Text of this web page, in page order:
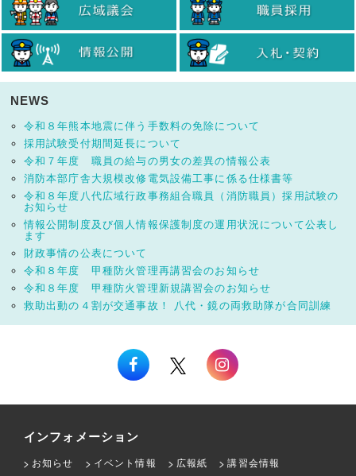
NEWS
令和８年熊本地震に伴う手数料の免除について
採用試験受付期間延長について
令和７年度 職員の給与の男女の差異の情報公表
消防本部庁舎大規模改修電気設備工事に係る仕様書等
令和８年度八代広域行政事務組合職員（消防職員）採用試験の
お知らせ
情報公開制度及び個人情報保護制度の運用状況について公表し
ます
財政事情の公表について
令和８年度 甲種防火管理再講習会のお知らせ
令和８年度 甲種防火管理新規講習会のお知らせ
救助出動の４割が交通事故！ 八代・鏡の両救助隊が合同訓練
インフォメーション
お知らせ イベント情報 広報紙
講習会情報